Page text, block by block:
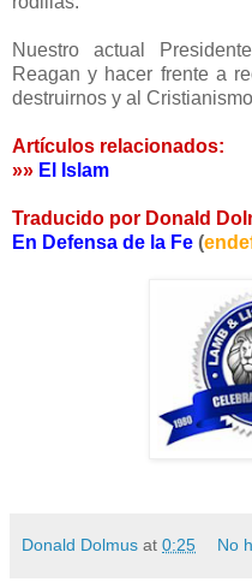
Nuestro actual
Reagan y hacer frente a
destruirnos y al
Artículos relacionados:
»» El Islam
Traducido por Donald
En Defensa de la Fe (
Donald Dolmus at 0:25 No